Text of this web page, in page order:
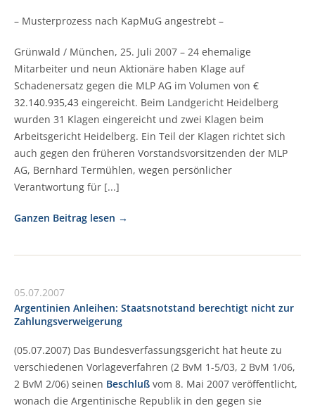
– Musterprozess nach KapMuG angestrebt –
Grünwald / München, 25. Juli 2007 – 24 ehemalige
Mitarbeiter und neun Aktionäre haben Klage auf
Schadenersatz gegen die MLP AG im Volumen von €
32.140.935,43 eingereicht. Beim Landgericht Heidelberg
wurden 31 Klagen eingereicht und zwei Klagen beim
Arbeitsgericht Heidelberg. Ein Teil der Klagen richtet sich
auch gegen den früheren Vorstandsvorsitzenden der MLP
AG, Bernhard Termühlen, wegen persönlicher
Verantwortung für [...]
Ganzen Beitrag lesen
05.07.2007
Argentinien Anleihen: Staatsnotstand berechtigt nicht zur
Zahlungsverweigerung
(05.07.2007) Das Bundesverfassungsgericht hat heute zu
verschiedenen Vorlageverfahren (2 BvM 1-5/03, 2 BvM 1/06,
2 BvM 2/06) seinen Beschluß vom 8. Mai 2007 veröffentlicht,
wonach die Argentinische Republik in den gegen sie